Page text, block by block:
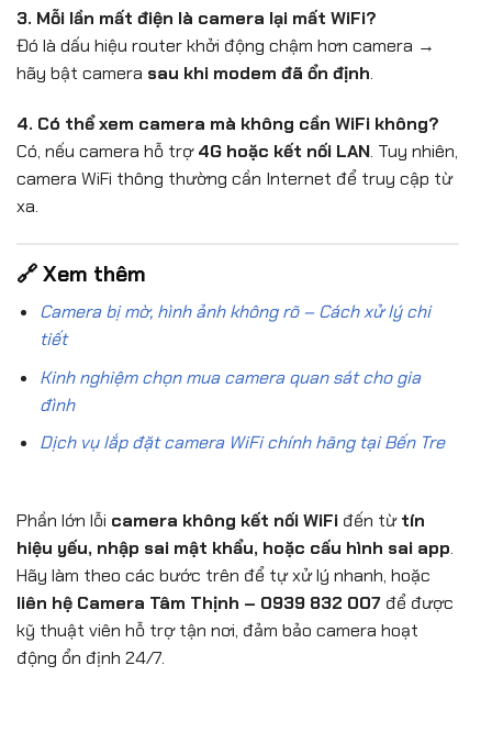
3. Mỗi lần mất điện là camera lại mất WiFi?
Đó là dấu hiệu router khởi động chậm hơn camera →
hãy bật camera sau khi modem đã ổn định.
4. Có thể xem camera mà không cần WiFi không?
Có, nếu camera hỗ trợ4G hoặc kết nối LAN. Tuy nhiên,
camera WiFi thông thường cần Internet để truy cập từ
xa.
🔗 Xem thêm
Camera bị mờ, hình ảnh không rõ – Cách xử lý chi
tiết
Kinh nghiệm chọn mua camera quan sát cho gia
đình
Dịch vụ lắp đặt camera WiFi chính hãng tại Bến Tre
Phần lớn lỗi camera không kết nối WiFi đến từtín
hiệu yếu, nhập sai mật khẩu, hoặc cấu hình sai app.
Hãy làm theo các bước trên để tự xử lý nhanh, hoặc
liên hệ Camera Tâm Thịnh – 0939 832 007 để được
kỹ thuật viên hỗ trợ tận nơi, đảm bảo camera hoạt
động ổn định 24/7.